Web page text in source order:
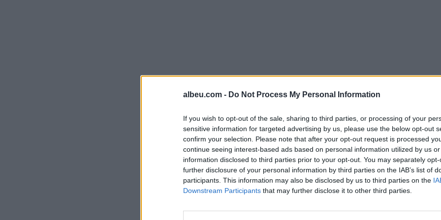
albeu.com - Do Not Process My Personal Information
If you wish to opt-out of the sale, sharing to third parties, or processing of your
sensitive information for targeted advertising by us, please use the below opt-out
confirm your selection. Please note that after your opt-out request is processed
continue seeing interest-based ads based on personal information utilized by us
information disclosed to third parties prior to your opt-out. You may separately
further disclosure of your personal information by third parties on the IAB’s list of
participants. This information may also be disclosed by us to third parties on the
Downstream Participants that may further disclose it to other third parties.